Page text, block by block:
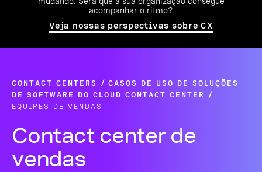
acompanhar o ritmo?
Veja nossas perspectivas sobre CX
CONTACT CENTERS
CASOS DE USO DE SOLUÇÕES
DE SOFTWARE DO CLOUD CONTACT CENTER
EQUIPES DE VENDAS
Contact center de
vendas